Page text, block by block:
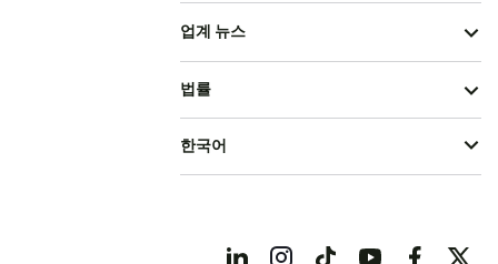
업계 뉴스
법률
한국어